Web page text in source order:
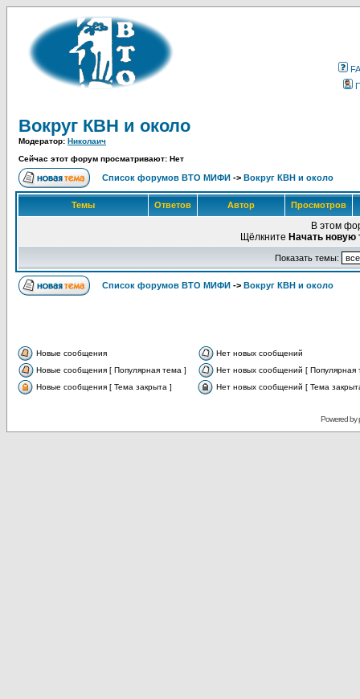
Вокруг КВН и около
Модератор: Николаич
Сейчас этот форум просматривают: Нет
Список форумов ВТО МИФИ -> Вокруг КВН и около
Темы Ответов Автор Просмотров
В этом
Щёлкните Начать новую
Показать темы:
Список форумов ВТО МИФИ -> Вокруг КВН и около
Новые сообщения
Нет новых сообщений
Новые сообщения [ Популярная тема ]
Нет новых сообщений [ Популярная
Новые сообщения [ Тема закрыта ]
Нет новых сообщений [ Тема
Powered by